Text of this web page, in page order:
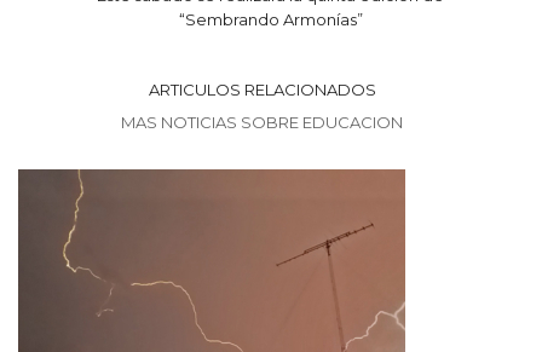
“Sembrando Armonías”
ARTICULOS RELACIONADOS
MAS NOTICIAS SOBRE EDUCACION